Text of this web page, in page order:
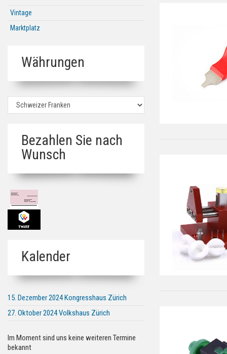
Vintage
Marktplatz
Währungen
Bezahlen Sie nach
Wunsch
Kalender
15. Dezember 2024 Kongresshaus Zürich
27. Oktober 2024 Volkshaus Zürich
Im Moment sind uns keine weiteren Termine
bekannt